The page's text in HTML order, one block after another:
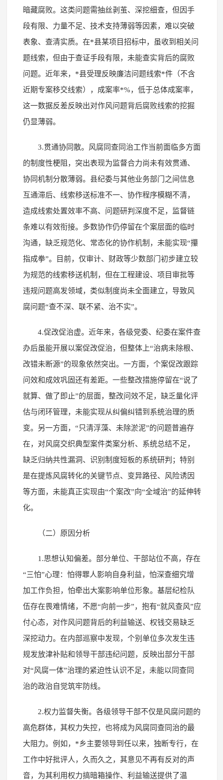
暗藏腐败。这类问题需抽丝剥茧、深挖细查，但因手
段有限、力量不足、技术支持薄弱等因素，难以突破
表象、查清实质。在*县某项目招标中，虽收到相关问
题线索，但由于查证手段有限，未能查实背后的腐败
问题。近年来，*县受理反映廉洁问题线索*件（不含
近期专案移交线索），成案率*%，低于总体成案率，
这一数据反差反映出对作风问题背后腐败线索的挖掘
仍显薄弱。
3.贯通协同散。风腐同查同治工作当前面临多方面
的制度性梗阻，突出表现为监督合力尚未有效贯通、
协同机制分散薄弱。县纪委与其他业务部门之间信息
互通滞后、线索移送标准不一、协作程序模糊不清，
造成线索处置效率不高、问题研判深度不足，监督链
条难以有效衔接。多数协作仍停留在个案层面的临时
沟通，缺乏规范化、常态化的协作机制，未能实现“攥
指成拳”。目前，仅审计、财政等少数部门初步建立较
为规范的线索移送机制，但在工程建设、项目审批等
违规问题高发领域，类似制度尚未全面建立，导致风
腐问题“查不深、联不紧、治不实”。
4.促改促治虚。近年来，各级党委、纪委在案件查
办后虽能开展以案促改促治，但整体上“治病未除根、
改错未断源”的现象依然突出。一方面，个案促改跟踪
问效和成效巩固还有差距。一些整改措施停留在“说了
就算、做了即止”的层面，整改问效不足，缺乏量化评
估与闭环管理，未能实现从纠偏纠错到系统治理的质
变。另一方面，“只清浮藻、未除淤泥”的问题普遍存
在，对风腐交织典型案件类案分析、系统总结不足，
缺乏归纳共性漏洞、识别制度短板的系统研判；特别
是在提炼风腐转化的关键节点、变异路径、风险诱因
等方面，未能真正实现由“个案改”向“全域治”的延伸转
化。
（二）原因分析
1.思想认知偏差。部分单位、干部站位不高，存在
“三怕”心理：怕得罪人影响自身利益，怕深查细究增
加工作负担，怕牵出大案影响单位形象。基层纪检队
伍存在畏难情绪，不愿“向前一步”，抱有“就风查风”应
付心态，对作风问题背后的利益输送、权钱交易缺乏
深挖动力。在内部巡察中发现，个别单位多次发生违
规发放津补贴和领导干部违纪问题，反映出部分干部
对“风腐一体”治理的紧迫性认识不足，未能以同查同
治的政治自觉筑牢防线。
2.权力监督失衡。各级领导干部不仅是风腐问题的
高危群体，其权力失控，也将成为风腐同查同治的最
大阻力。例如，*乡主要领导到任以来，独断专行，在
工作中好批评人，久而久之，其意见不再有反对的声
音，为其利用权力搞暗箱操作、利益输送提供了温